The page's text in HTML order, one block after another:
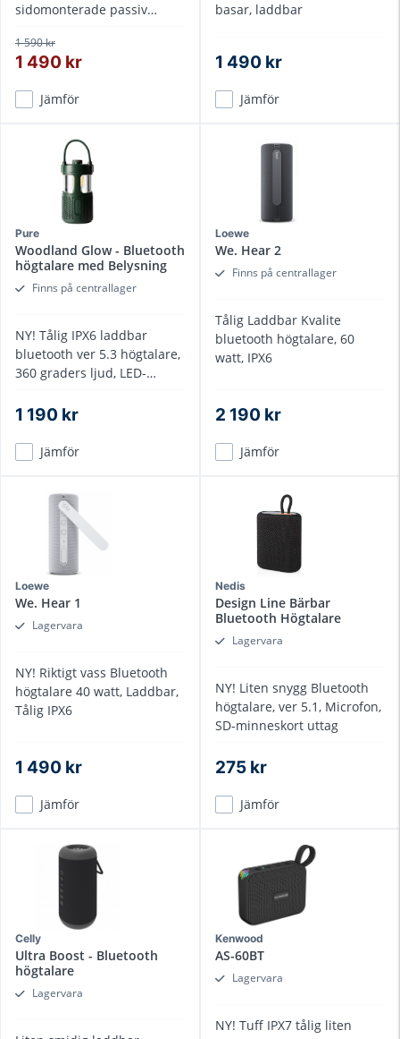
sidomonterade passiv
1 590 kr
1 490 kr
Jämför
basar, laddbar
1 490 kr
Jämför
Pure
Woodland Glow - Bluetooth
högtalare med Belysning
Finns på centrallager
NY! Tålig IPX6 laddbar
bluetooth ver 5.3 högtalare,
360 graders ljud, LED-
1 190 kr
Jämför
Loewe
We. Hear 2
Finns på centrallager
Tålig Laddbar Kvalite
bluetooth högtalare, 60
watt, IPX6
2 190 kr
Jämför
Loewe
We. Hear 1
Lagervara
NY! Riktigt vass Bluetooth
högtalare 40 watt, Laddbar,
Tålig IPX6
1 490 kr
Jämför
Nedis
Design Line Bärbar
Bluetooth Högtalare
Lagervara
NY! Liten snygg Bluetooth
högtalare, ver 5.1, Microfon,
SD-minneskort uttag
275 kr
Jämför
Celly
Ultra Boost - Bluetooth
högtalare
Lagervara
Kenwood
AS-60BT
Lagervara
NY! Tuff IPX7 tålig liten